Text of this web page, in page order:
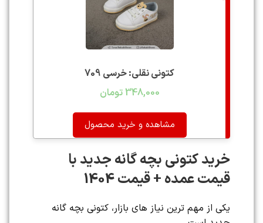
کتونی نقلی: خرسی 709
348,000تومان
مشاهده و خرید محصول
خرید کتونی بچه گانه جدید با
قیمت عمده + قیمت 1404
یکی از مهم ترین نیاز های بازار، کتونی بچه گانه